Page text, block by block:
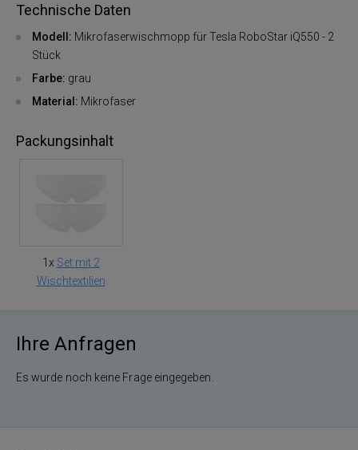
Technische Daten
Modell: Mikrofaserwischmopp für Tesla RoboStar iQ550 - 2
Stück
Farbe: grau
Material: Mikrofaser
Packungsinhalt
1x Set mit 2
Wischtextilien
Ihre Anfragen
Es wurde noch keine Frage eingegeben.